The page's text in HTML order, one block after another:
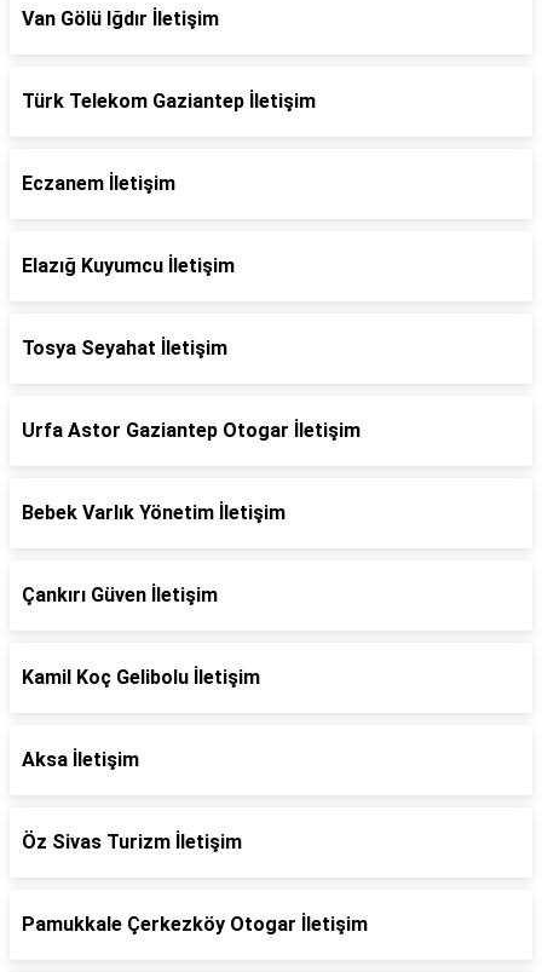
Van Gölü Iğdır İletişim
Türk Telekom Gaziantep İletişim
Eczanem İletişim
Elazığ Kuyumcu İletişim
Tosya Seyahat İletişim
Urfa Astor Gaziantep Otogar İletişim
Bebek Varlık Yönetim İletişim
Çankırı Güven İletişim
Kamil Koç Gelibolu İletişim
Aksa İletişim
Öz Sivas Turizm İletişim
Pamukkale Çerkezköy Otogar İletişim